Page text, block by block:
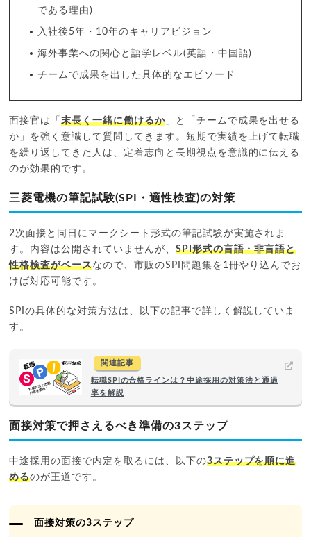
である理由)
入社後5年・10年のキャリアビジョン
海外事業への関心と語学レベル(英語・中国語)
チームで成果を出した具体的なエピソード
面接官は「末長く一緒に働けるか」と「チームで成果を出せる
か」を強く意識して質問してきます。短期で実績を上げて転職
を繰り返してきた人は、定着志向と長期視点を意識的に伝える
のが効果的です。
三菱電機の筆記試験(SPI・適性検査)の対策
2次面接と同日にマークシート形式の筆記試験が実施されま
す。内容は公開されていませんが、 SPI形式の言語・非言語と
性格検査がベースなので、市販のSPI問題集を1冊やり込んでお
けば対応可能です。
SPIの具体的な対策方法は、以下の記事で詳しく解説していま
す。
関連記事
転職SPIの合格ラインは？中途採用の対策法と通過
率を解説
面接対策で押さえるべき準備の3ステップ
中途採用の面接で内定を取るには、以下の3ステップを順に進
めるのが王道です。
面接対策の3ステップ